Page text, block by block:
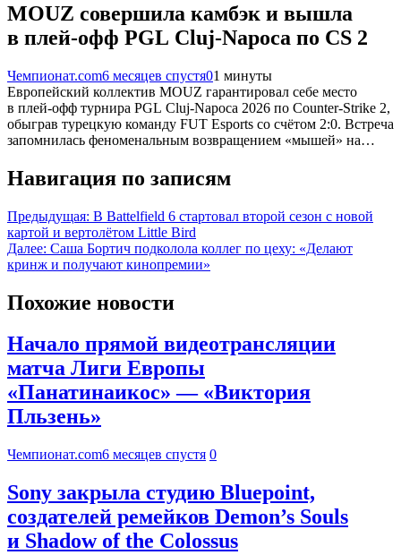
MOUZ совершила камбэк и вышла
в плей-офф PGL Cluj-Napoca по CS 2
Чемпионат.com6 месяцев спустя01 минуты
Европейский коллектив MOUZ гарантировал себе место
в плей-офф турнира PGL Cluj-Napoca 2026 по Counter-Strike 2,
обыграв турецкую команду FUT Esports со счётом 2:0. Встреча
запомнилась феноменальным возвращением «мышей» на…
Навигация по записям
Предыдущая: В Battelfield 6 стартовал второй сезон с новой
картой и вертолётом Little Bird
Далее: Саша Бортич подколола коллег по цеху: «Делают
кринж и получают кинопремии»
Похожие новости
Начало прямой видеотрансляции
матча Лиги Европы
«Панатинаикос» — «Виктория
Пльзень»
Чемпионат.com6 месяцев спустя 0
Sony закрыла студию Bluepoint,
создателей ремейков Demon’s Souls
и Shadow of the Colossus